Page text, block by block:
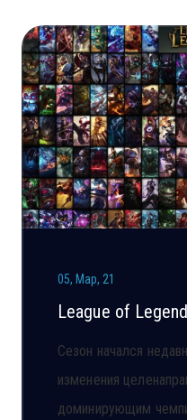
05, Мар, 21
League of
Сезон начался
изменения
доминирующим